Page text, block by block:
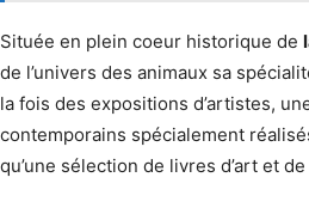
Située en plein coeur historique de
de l’univers des animaux sa
la fois des expositions d’artistes,
contemporains spécialement
qu’une sélection de livres d’art et